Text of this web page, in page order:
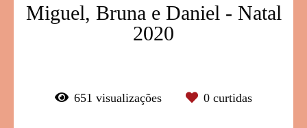
Miguel, Bruna e Daniel - Natal
2020
651 visualizações 0 curtidas